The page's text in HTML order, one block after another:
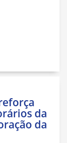
da
da